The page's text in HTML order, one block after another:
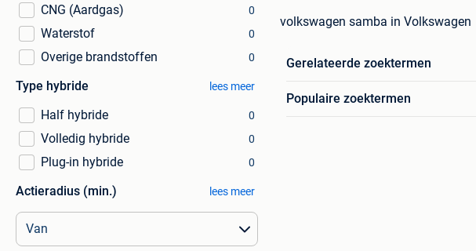
CNG (Aardgas) 0
Waterstof 0
Overige brandstoffen 0
Type hybride lees meer
Half hybride 0
Volledig hybride 0
Plug-in hybride 0
Actieradius (min.) lees meer
volkswagen samba in Volkswagen
Gerelateerde zoektermen
Populaire zoektermen